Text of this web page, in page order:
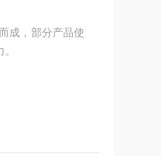
成，部分产品使